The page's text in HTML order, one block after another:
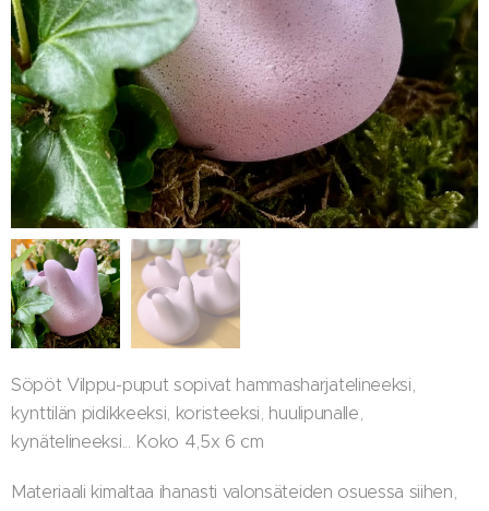
Söpöt Vilppu-puput sopivat hammasharjatelineeksi,
kynttilän pidikkeeksi, koristeeksi, huulipunalle,
kynätelineeksi... Koko 4,5x 6 cm
Materiaali kimaltaa ihanasti valonsäteiden osuessa siihen,